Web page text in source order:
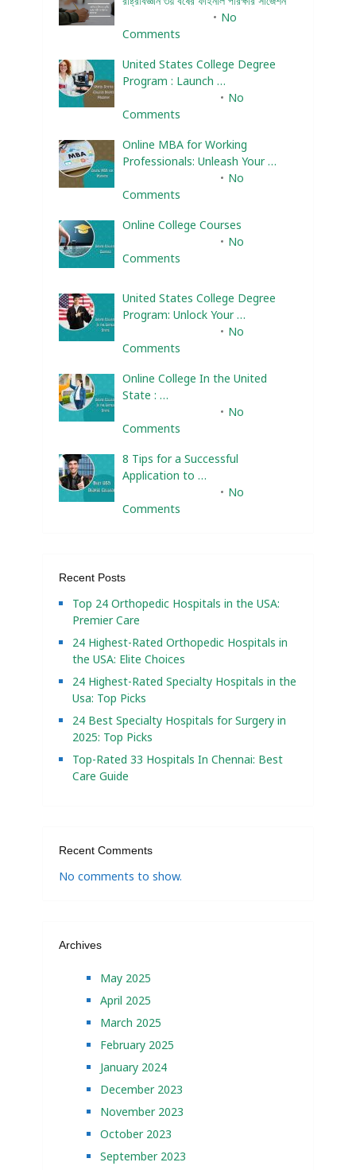
No
Comments
United States College Degree
Program : Launch …
No
Comments
Online MBA for Working
Professionals: Unleash Your …
No
Comments
Online College Courses
No
Comments
United States College Degree
Program: Unlock Your …
No
Comments
Online College In the United
State : …
No
Comments
8 Tips for a Successful
Application to …
No
Comments
Recent Posts
Top 24 Orthopedic Hospitals in the USA:
Premier Care
24 Highest-Rated Orthopedic Hospitals in
the USA: Elite Choices
24 Highest-Rated Specialty Hospitals in the
Usa: Top Picks
24 Best Specialty Hospitals for Surgery in
2025: Top Picks
Top-Rated 33 Hospitals In Chennai: Best
Care Guide
Recent Comments
No comments to show.
Archives
May 2025
April 2025
March 2025
February 2025
January 2024
December 2023
November 2023
October 2023
September 2023